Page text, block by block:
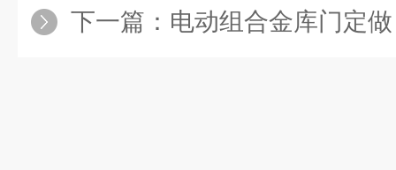
下一篇： 电动组合金库门定做